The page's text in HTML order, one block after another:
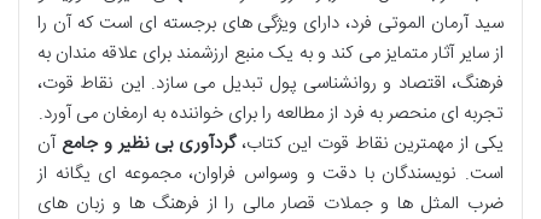
سید آرمان الموتی فرد، دارای ویژگی های برجسته ای است که آن را
از سایر آثار متمایز می کند و به یک منبع ارزشمند برای علاقه مندان به
فرهنگ، اقتصاد و روانشناسی پول تبدیل می سازد. این نقاط قوت،
تجربه ای منحصر به فرد از مطالعه را برای خواننده به ارمغان می آورد.
یکی از مهمترین نقاط قوت این کتاب،گردآوری بی نظیر و جامع آن
است. نویسندگان با دقت و وسواس فراوان، مجموعه ای یگانه از
ضرب المثل ها و جملات قصار مالی را از فرهنگ ها و زبان های